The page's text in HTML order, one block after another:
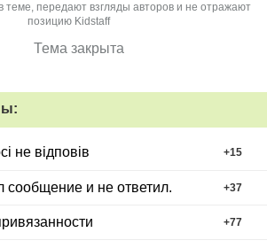
передают взгляды авторов и не отражают
позицию Kidstaff
Тема закрыта
не відповів +15
сообщение и не ответил. +37
+77